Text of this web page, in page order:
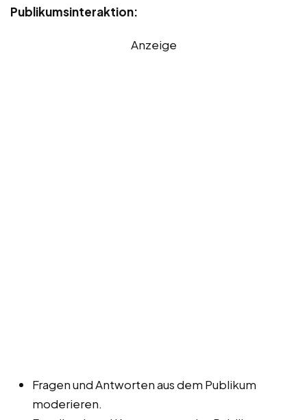
Publikumsinteraktion:
Anzeige
Fragen und Antworten aus dem Publikum
moderieren.